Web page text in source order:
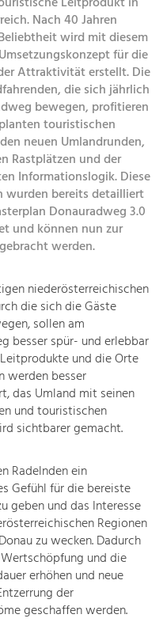
Nach 40 Jahren
wird mit diesem
für die
Attraktivität erstellt. Die
die sich jährlich
bewegen, profitieren
touristischen
neuen Umlandrunden,
Rastplätzen und der
Informationslogik. Diese
wurden bereits detailliert
Donauradweg 3.0
und können nun zur
werden.
niederösterreichischen
die sich die Gäste
sollen am
besser spür- und erlebbar
und die Orte
werden besser
das Umland mit seinen
und touristischen
sichtbarer gemacht.
Radelnden ein
Gefühl für die bereiste
geben und das Interesse
Regionen
zu wecken. Dadurch
und die
erhöhen und neue
der
geschaffen werden.